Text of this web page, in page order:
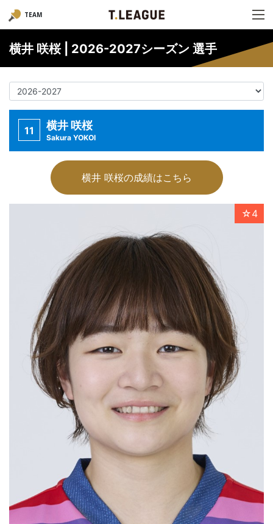
TEAM
横井 咲桜 | 2026-2027シーズン 選手
11 横井 咲桜
Sakura YOKOI
横井 咲桜の成績はこちら
☆4